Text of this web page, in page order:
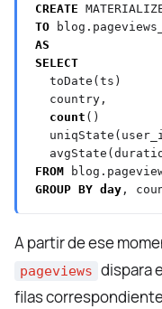
CREATE
TO
AS
SELECT
toDate(ts)
country,
count ()
FROM
GROUP BY day ,
A partir de ese
pageviews dispara
filas